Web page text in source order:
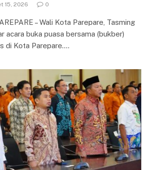
15, 2026 0
– Wali Kota Parepare, Tasming
acara buka puasa bersama (bukber)
di Kota Parepare.…